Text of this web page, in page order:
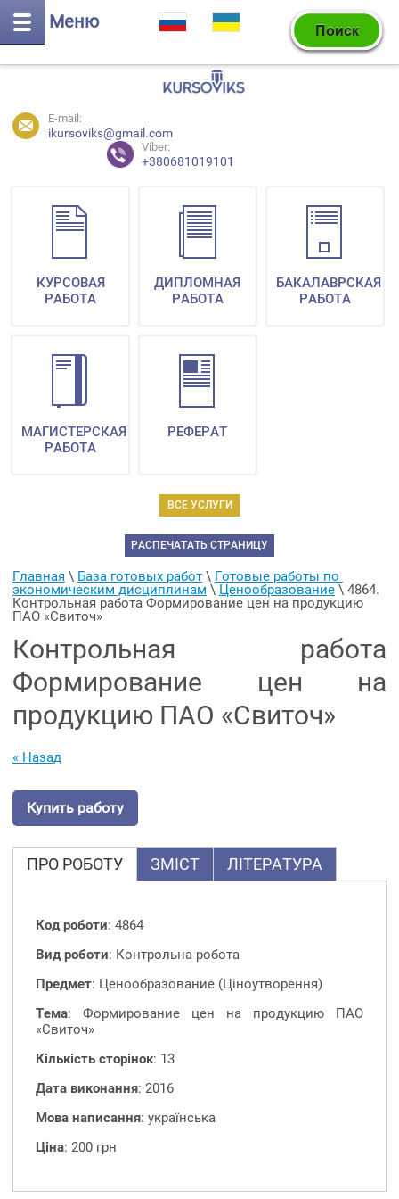
Меню
E-mail:
ikursoviks@gmail.com
Viber:
+380681019101
ВСЕ УСЛУГИ
КУРСОВАЯ
РАБОТА
ДИПЛОМНАЯ
РАБОТА
БАКАЛАВРСКАЯ
РАБОТА
МАГИСТЕРСКАЯ
РАБОТА
РЕФЕРАТ
РАСПЕЧАТАТЬ СТРАНИЦУ
Главная \ База готовых работ \ Готовые работы по
экономическим дисциплинам \ Ценообразование \ 4864.
Контрольная работа Формирование цен на продукцию
ПАО «Свиточ»
Контрольная работа
Формирование цен на
продукцию ПАО «Свиточ»
« Назад
Купить работу
ПРО РОБОТУ ЗМІСТ ЛІТЕРАТУРА
Код роботи: 4864
Вид роботи: Контрольна робота
Предмет: Ценообразование (Ціноутворення)
Тема: Формирование цен на продукцию ПАО
«Свиточ»
Кількість сторінок: 13
Дата виконання: 2016
Мова написання: українська
Ціна: 200 грн